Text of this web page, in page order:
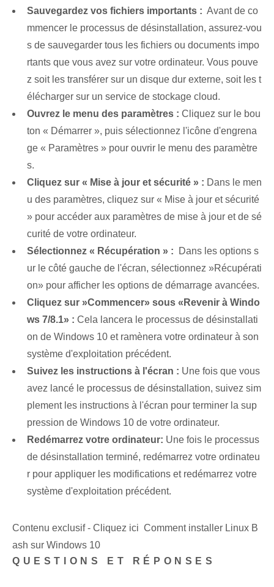
Sauvegardez vos fichiers importants : ‌ Avant de co
mmencer le ‌processus de désinstallation, assurez-vou
s de‍ sauvegarder tous les fichiers ou documents impo
rtants que vous avez sur ⁢votre ordinateur. Vous pouve
z soit les transférer sur un disque dur externe, soit les t
élécharger sur un service de stockage cloud.
Ouvrez le menu des paramètres : Cliquez sur le bou
ton « Démarrer », puis sélectionnez l'icône d'engrena
ge « Paramètres » pour ouvrir le menu des paramètre
s.
Cliquez​ sur « Mise à jour et sécurité » : Dans le men
u des paramètres, cliquez sur « Mise à jour et sécurité
» pour accéder aux paramètres de mise à jour et de sé
curité de votre ordinateur.
Sélectionnez « Récupération » : ⁣ Dans les options s
ur le côté gauche de l'écran, sélectionnez ⁢»Récupérati
on» pour afficher les options de démarrage avancées.
Cliquez sur ⁤»Commencer» sous «Revenir à Windo
ws 7/8.1» : Cela lancera le processus de désinstallati
on de Windows 10 et ramènera votre ordinateur à son
système d'exploitation précédent.
Suivez les instructions à l'écran : Une fois que vous
avez lancé le processus de désinstallation, suivez sim
plement les instructions à l'écran pour terminer la sup
pression de Windows 10​ de votre ordinateur.
Redémarrez votre ordinateur: Une fois le processus
de désinstallation terminé, redémarrez votre ordinateu
r pour appliquer les modifications et redémarrez votre
système d'exploitation précédent.
Contenu exclusif - Cliquez ici Comment installer Linux B
ash sur Windows 10
QUESTIONS ET RÉPONSES